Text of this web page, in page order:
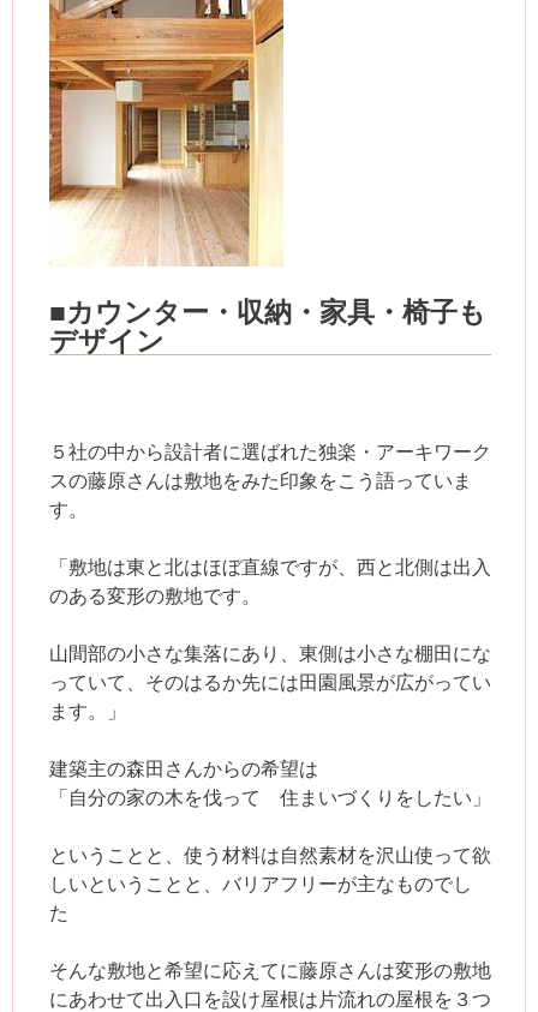
■カウンター・収納・家具・椅子も
デザイン
５社の中から設計者に選ばれた独楽・アーキワーク
スの藤原さんは敷地をみた印象をこう語っていま
す。
「敷地は東と北はほぼ直線ですが、西と北側は出入
のある変形の敷地です。
山間部の小さな集落にあり、東側は小さな棚田にな
っていて、そのはるか先には田園風景が広がってい
ます。」
建築主の森田さんからの希望は
「自分の家の木を伐って 住まいづくりをしたい」
ということと、使う材料は自然素材を沢山使って欲
しいということと、バリアフリーが主なものでし
た
そんな敷地と希望に応えてに藤原さんは変形の敷地
にあわせて出入口を設け屋根は片流れの屋根を３つ